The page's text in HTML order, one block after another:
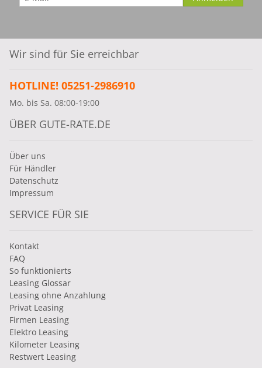
Wir sind für Sie erreichbar
HOTLINE! 05251-2986910
Mo. bis Sa. 08:00-19:00
ÜBER GUTE-RATE.DE
Über uns
Für Händler
Datenschutz
Impressum
SERVICE FÜR SIE
Kontakt
FAQ
So funktionierts
Leasing Glossar
Leasing ohne Anzahlung
Privat Leasing
Firmen Leasing
Elektro Leasing
Kilometer Leasing
Restwert Leasing